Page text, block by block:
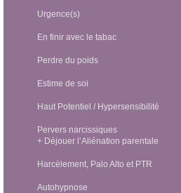
Urgence(s)
En finir avec le tabac
Perdre du poids
Estime de soi
Haut Potentiel / Hypersensibilité
Pervers narcissiques
+ Déjouer l’Aliénation parentale
Harcèlement, Palo Alto et PTR
Autohypnose